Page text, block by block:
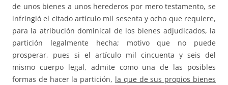
de unos bienes a unos herederos por mero testamento, se
infringió el citado artículo mil sesenta y ocho que requiere,
para la atribución dominical de los bienes adjudicados, la
partición legalmente hecha; motivo que no puede
prosperar, pues si el artículo mil cincuenta y seis del
mismo cuerpo legal, admite como una de las posibles
formas de hacer la partición, la que de sus propios bienes